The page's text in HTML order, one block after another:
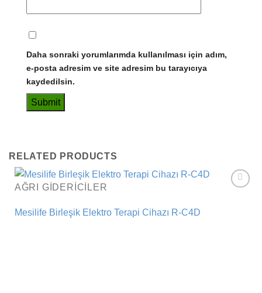
Daha sonraki yorumlarımda kullanılması için adım,
e-posta adresim ve site adresim bu tarayıcıya
kaydedilsin.
RELATED PRODUCTS
AĞRI GIDERICILER
Mesilife Birleşik Elektro Terapi Cihazı R-C4D